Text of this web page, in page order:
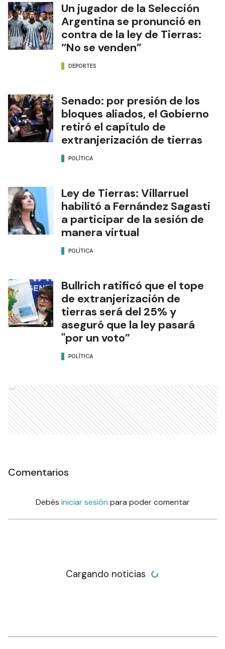
Un jugador de la Selección
Argentina se pronunció en
contra de la ley de Tierras:
“No se venden”
DEPORTES
Senado: por presión de los
bloques aliados, el Gobierno
retiró el capítulo de
extranjerización de tierras
POLÍTICA
Ley de Tierras: Villarruel
habilitó a Fernández Sagasti
a participar de la sesión de
manera virtual
POLÍTICA
Bullrich ratificó que el tope
de extranjerización de
tierras será del 25% y
aseguró que la ley pasará
"por un voto”
POLÍTICA
Ads
Comentarios
Debés iniciar sesión para poder comentar
Cargando noticias